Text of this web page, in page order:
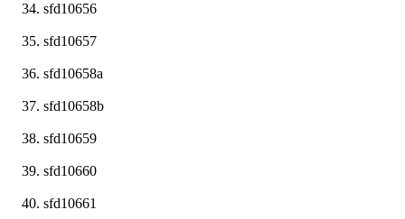
sfd10656
sfd10657
sfd10658a
sfd10658b
sfd10659
sfd10660
sfd10661